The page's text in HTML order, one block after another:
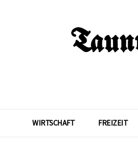
WIRTSCHAFT FREIZEIT